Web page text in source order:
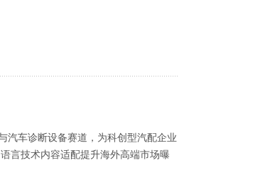
汽车诊断设备赛道，为科创型汽配企业
言技术内容适配提升海外高端市场曝